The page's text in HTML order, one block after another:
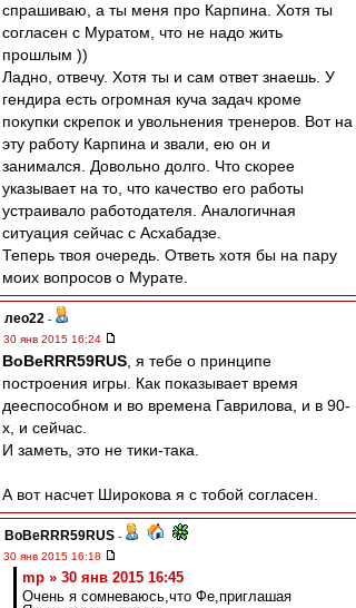
спрашиваю, а ты меня про Карпина. Хотя ты
согласен с Муратом, что не надо жить
прошлым ))
Ладно, отвечу. Хотя ты и сам ответ знаешь. У
гендира есть огромная куча задач кроме
покупки скрепок и увольнения тренеров. Вот на
эту работу Карпина и звали, ею он и
занимался. Довольно долго. Что скорее
указывает на то, что качество его работы
устраивало работодателя. Аналогичная
ситуация сейчас с Асхабадзе.
Теперь твоя очередь. Ответь хотя бы на пару
моих вопросов о Мурате.
лео22 -
30 янв 2015 16:24
BoBeRRR59RUS , я тебе о принципе
построения игры. Как показывает время
дееспособном и во времена Гаврилова, и в 90-
х, и сейчас.
И заметь, это не тики-така.
А вот насчет Широкова я с тобой согласен.
BoBeRRR59RUS -
30 янв 2015 16:18
mp » 30 янв 2015 16:45
Очень я сомневаюсь,что Фе,приглашая